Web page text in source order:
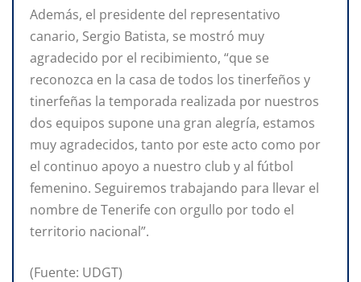
Además, el presidente del representativo
canario, Sergio Batista, se mostró muy
agradecido por el recibimiento, “que se
reconozca en la casa de todos los tinerfeños y
tinerfeñas la temporada realizada por nuestros
dos equipos supone una gran alegría, estamos
muy agradecidos, tanto por este acto como por
el continuo apoyo a nuestro club y al fútbol
femenino. Seguiremos trabajando para llevar el
nombre de Tenerife con orgullo por todo el
territorio nacional”.
(Fuente: UDGT)